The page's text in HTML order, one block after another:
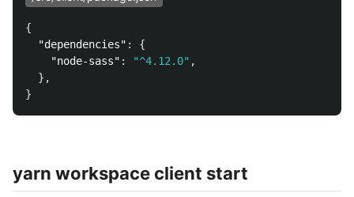
{
"dependencies" :
{
"node-sass" : "^4.12.0" ,
},
}
yarn workspace client start